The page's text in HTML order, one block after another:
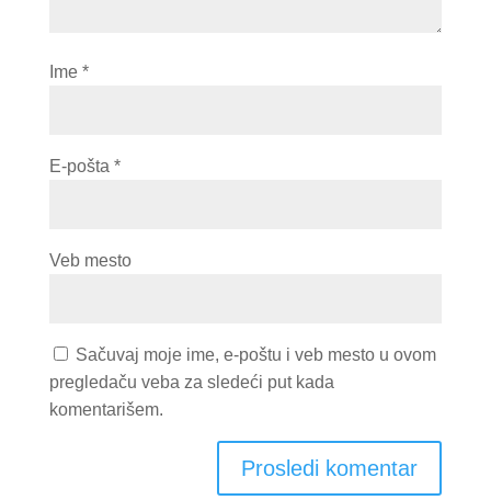
Ime *
E-pošta *
Veb mesto
Sačuvaj moje ime, e-poštu i veb mesto u ovom
pregledaču veba za sledeći put kada
komentarišem.